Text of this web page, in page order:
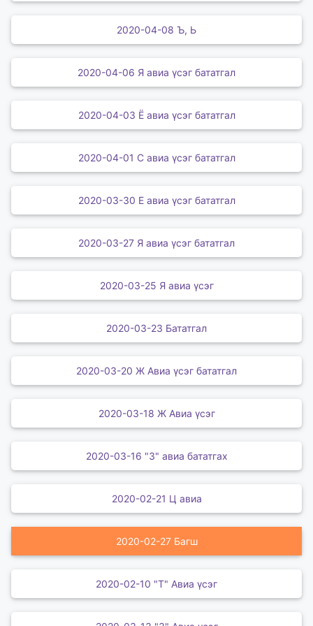
2020-04-08 Ъ, Ь
2020-04-06 Я авиа үсэг бататгал
2020-04-03 Ё авиа үсэг бататгал
2020-04-01 С авиа үсэг бататгал
2020-03-30 Е авиа үсэг бататгал
2020-03-27 Я авиа үсэг бататгал
2020-03-25 Я авиа үсэг
2020-03-23 Бататгал
2020-03-20 Ж Авиа үсэг бататгал
2020-03-18 Ж Авиа үсэг
2020-03-16 "З" авиа бататгах
2020-02-21 Ц авиа
2020-02-27 Багш
2020-02-10 "Т" Авиа үсэг